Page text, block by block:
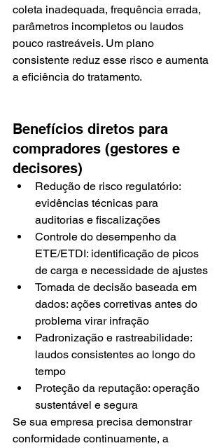
coleta inadequada, frequência errada,
parâmetros incompletos ou laudos
pouco rastreáveis. Um plano
consistente reduz esse risco e aumenta
a eficiência do tratamento.
Benefícios diretos para
compradores (gestores e
decisores)
Redução de risco regulatório:
evidências técnicas para
auditorias e fiscalizações
Controle do desempenho da
ETE/ETDI: identificação de picos
de carga e necessidade de ajustes
Tomada de decisão baseada em
dados: ações corretivas antes do
problema virar infração
Padronização e rastreabilidade:
laudos consistentes ao longo do
tempo
Proteção da reputação: operação
sustentável e segura
Se sua empresa precisa demonstrar
conformidade continuamente, a